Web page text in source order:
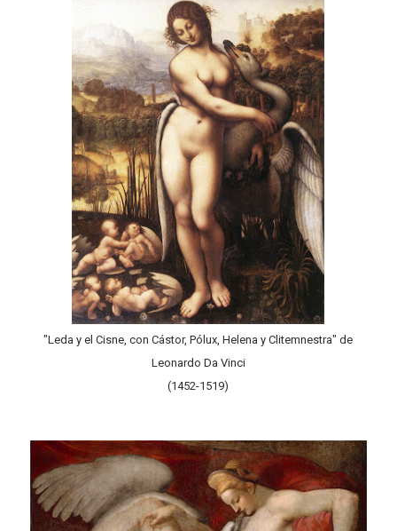
"Leda y el Cisne, con Cástor, Pólux, Helena y Clitemnestra" de
Leonardo Da Vinci
(1452-1519)